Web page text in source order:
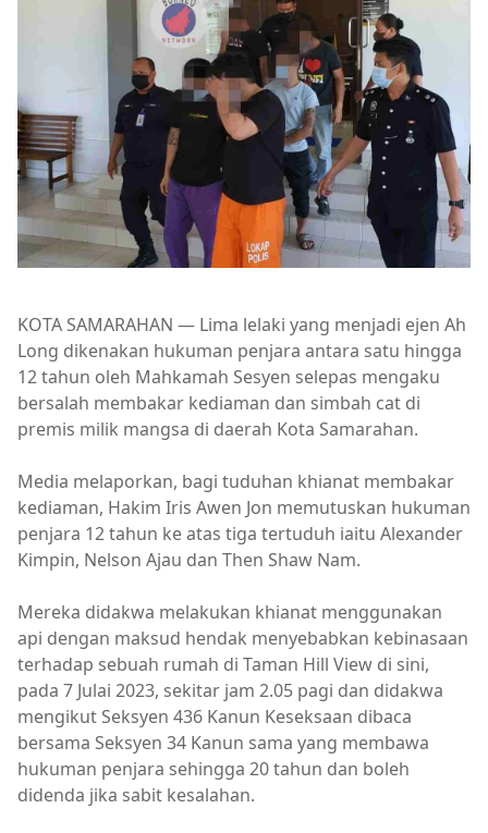
KOTA SAMARAHAN — Lima lelaki yang menjadi ejen Ah
Long dikenakan hukuman penjara antara satu hingga
12 tahun oleh Mahkamah Sesyen selepas mengaku
bersalah membakar kediaman dan simbah cat di
premis milik mangsa di daerah Kota Samarahan.
Media melaporkan, bagi tuduhan khianat membakar
kediaman, Hakim Iris Awen Jon memutuskan hukuman
penjara 12 tahun ke atas tiga tertuduh iaitu Alexander
Kimpin, Nelson Ajau dan Then Shaw Nam.
Mereka didakwa melakukan khianat menggunakan
api dengan maksud hendak menyebabkan kebinasaan
terhadap sebuah rumah di Taman Hill View di sini,
pada 7 Julai 2023, sekitar jam 2.05 pagi dan didakwa
mengikut Seksyen 436 Kanun Keseksaan dibaca
bersama Seksyen 34 Kanun sama yang membawa
hukuman penjara sehingga 20 tahun dan boleh
didenda jika sabit kesalahan.